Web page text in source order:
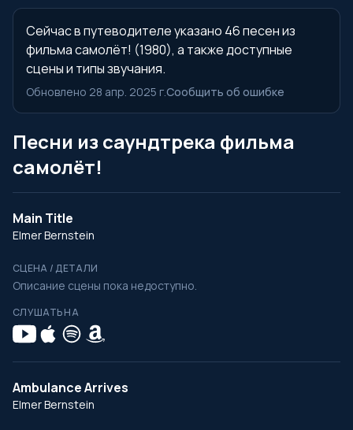
Сейчас в путеводителе указано 46 песен из
фильма самолёт! (1980), а также доступные
сцены и типы звучания.
Обновлено 28 апр. 2025 г.Сообщить об ошибке
Песни из саундтрека фильма
самолёт!
Main Title
Elmer Bernstein
СЦЕНА / ДЕТАЛИ
Описание сцены пока недоступно.
СЛУШАТЬ НА
Ambulance Arrives
Elmer Bernstein